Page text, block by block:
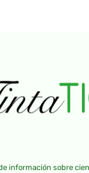
información sobre